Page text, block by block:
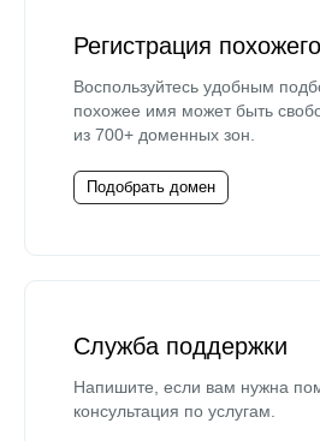
Регистрация
Воспользуйтесь удобным
похожее имя может быть
из 700+ доменных зон.
Подобрать домен
Служба поддержки
Напишите, если вам нужна
консультация по услугам.